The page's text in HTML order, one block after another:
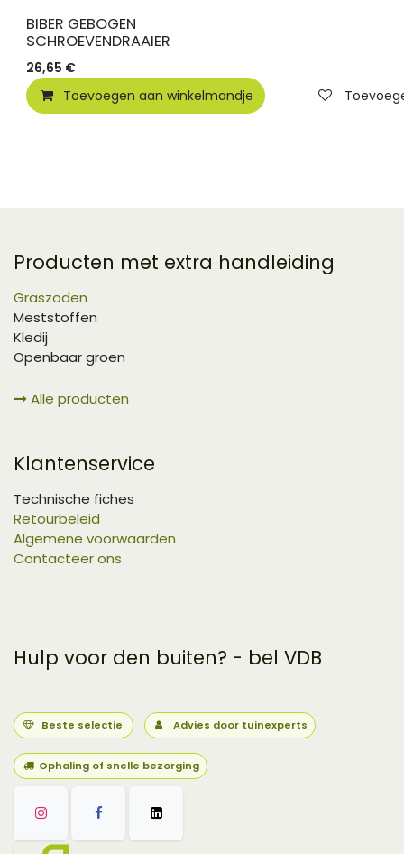
BIBER GEBOGEN
SCHROEVENDRAAIER
26,65 €
Toevoegen aan winkelmandje
Producten met extra handleiding
Graszoden
Meststoffen
Kledij
Openbaar groen
Alle producten
Klantenservice
Technische fiches
Retourbeleid
Algemene voorwaarden
Contacteer ons
Hulp voor den buiten? - bel VDB
Beste selectie Advies door tuinexperts
Ophaling of snelle bezorging